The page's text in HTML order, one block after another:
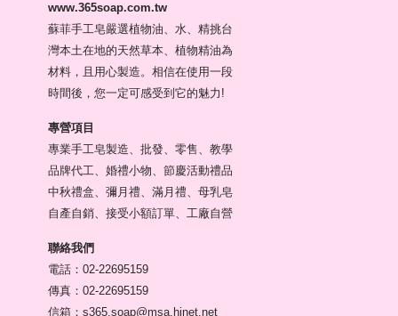
www.365soap.com.tw
蘇菲手工皂嚴選植物油、水、精挑台
灣本土在地的天然草本、植物精油為
材料，且用心製造。相信在使用一段
時間後，您一定可感受到它的魅力!
專營項目
專業手工皂製造、批發、零售、教學
品牌代工、婚禮小物、節慶活動禮品
中秋禮盒、彌月禮、滿月禮、母乳皂
自產自銷、接受小額訂單、工廠自營
聯絡我們
電話：02-22695159
傳真：02-22695159
信箱：s365.soap@msa.hinet.net